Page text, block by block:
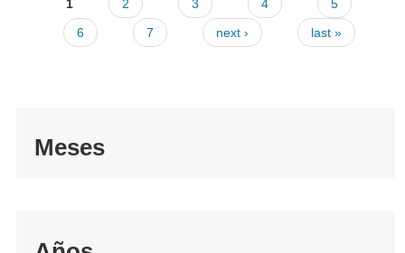
1 2 3 4
5
6
7 next › last »
Meses